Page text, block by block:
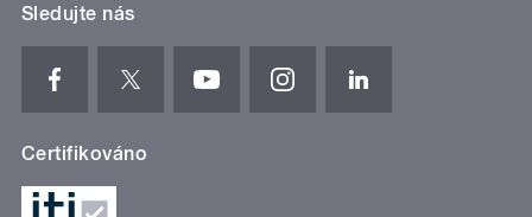
Sledujte nás
Certifikováno